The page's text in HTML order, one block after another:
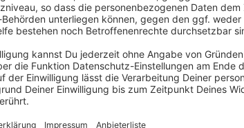
das Mittelmeer austrocknen wollte
als ein Deutscher das Mittelmeer
trockenlegen, damit aus Afrika und Europa
absurd, aber vor rund 100 Jahren plante
erreichen und wie er es umsetzen wollte,
Geschichte" ist der neue History-Podcast von